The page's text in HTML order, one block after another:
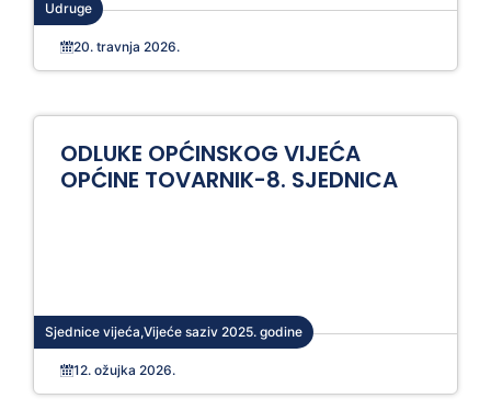
Udruge
20. travnja 2026.
ODLUKE OPĆINSKOG VIJEĆA
OPĆINE TOVARNIK-8. SJEDNICA
Sjednice vijeća,Vijeće saziv 2025. godine
12. ožujka 2026.